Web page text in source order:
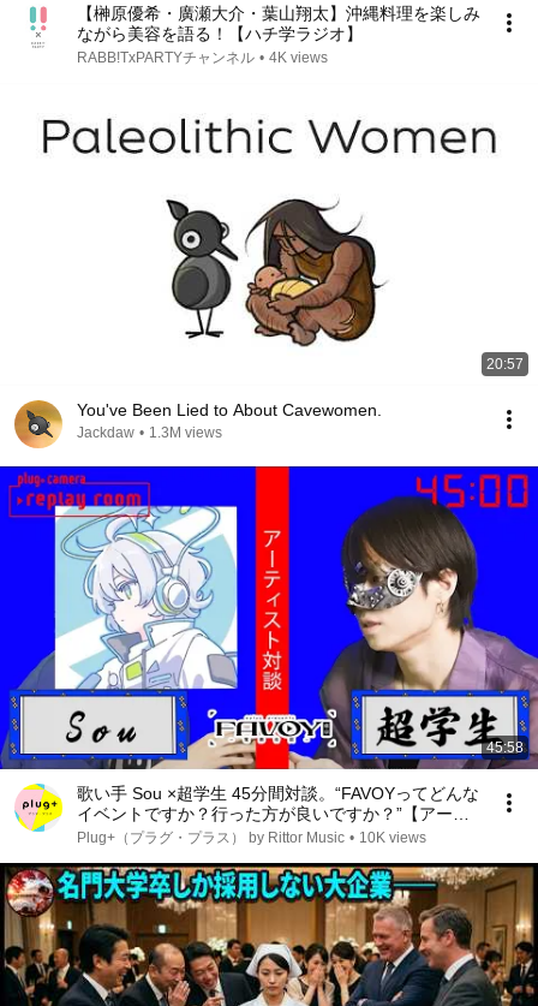
【榊原優希・廣瀬大介・葉山翔太】沖縄料理を楽しみ
ながら美容を語る！【ハチ学ラジオ】
RABB!TxPARTYチャンネル • 4K views
20:57
You've Been Lied to About Cavewomen.
Jackdaw • 1.3M views
45:58
歌い手 Sou ×超学生 45分間対談。“FAVOYってどんな
イベントですか？行った方が良いですか？”【アーテ
ィスト対談番組 『▶replay room』by plug+（ぷらぷ
Plug+（プラグ・プラス） by Rittor Music • 10K views